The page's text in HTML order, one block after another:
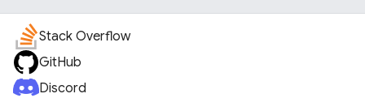
Stack Overflow
GitHub
Discord